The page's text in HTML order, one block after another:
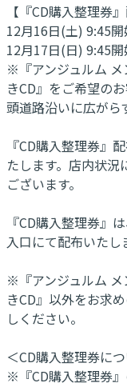
【『CD購入整理券
12月16日(土) 9:45
12月17日(日) 9:45
※『アンジュルム
きCD』をご希望の
頭道路沿いに広がら
『CD購入整理券』
たします。店内状
ございます。
『CD購入整理券』
入口にて配布いたし
※『アンジュルム
きCD』以外をお求
しください。
＜CD購入整理券に
※『CD購入整理券